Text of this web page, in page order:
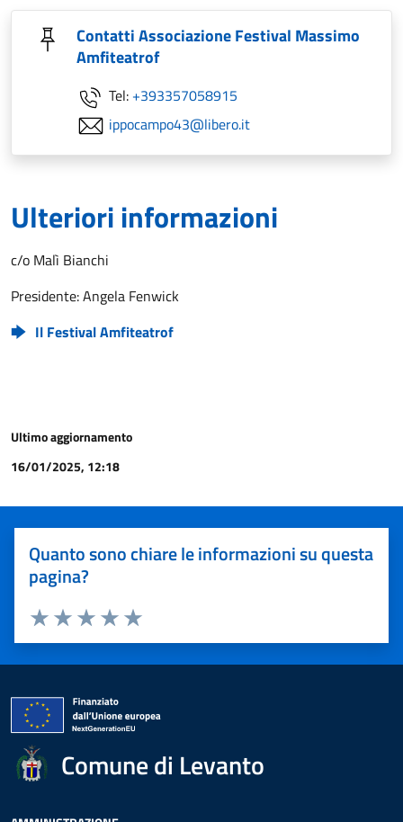
Contatti Associazione Festival Massimo
Amfiteatrof
Tel: +393357058915
ippocampo43@libero.it
Ulteriori informazioni
c/o Malì Bianchi
Presidente: Angela Fenwick
Il Festival Amfiteatrof
Ultimo aggiornamento
16/01/2025, 12:18
Quanto sono chiare le informazioni su questa
pagina?
Valuta 5 stelle su 5
Valuta 4 stelle su 5
Valuta 3 stelle su 5
Valuta 2 stelle su 5
Valuta 1 stelle su 5
Comune di Levanto